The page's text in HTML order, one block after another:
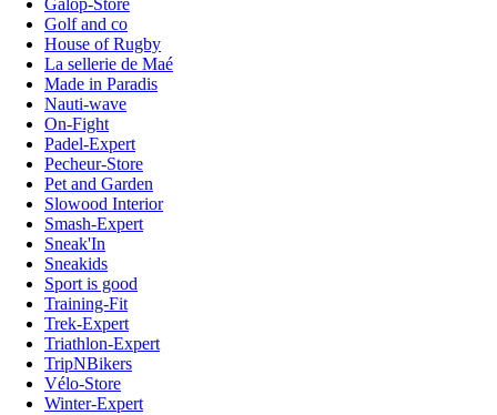
Galop-Store
Golf and co
House of Rugby
La sellerie de Maé
Made in Paradis
Nauti-wave
On-Fight
Padel-Expert
Pecheur-Store
Pet and Garden
Slowood Interior
Smash-Expert
Sneak'In
Sneakids
Sport is good
Training-Fit
Trek-Expert
Triathlon-Expert
TripNBikers
Vélo-Store
Winter-Expert